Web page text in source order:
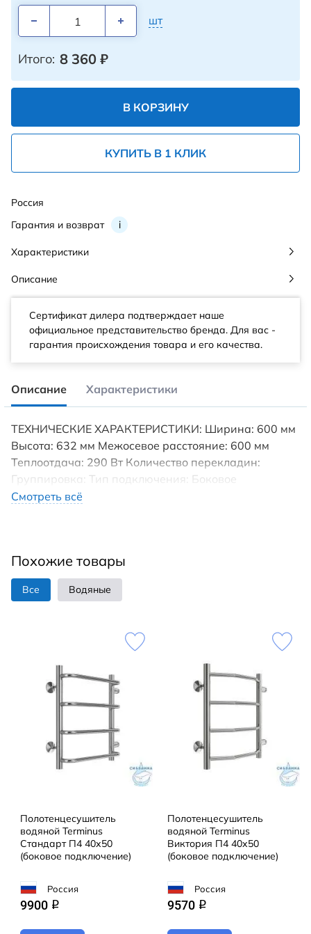
шт
Итого: 8 360 ₽
В КОРЗИНУ
КУПИТЬ В 1 КЛИК
Гарантия и возврат i
Россия
Характеристики
Описание
Сертификат дилера подтверждает наше
официальное представительство бренда. Для вас -
гарантия происхождения товара и его качества.
Описание Характеристики
ТЕХНИЧЕСКИЕ ХАРАКТЕРИСТИКИ: Ширина: 600 мм
Высота: 632 мм Межосевое расстояние: 600 мм
Теплоотдача: 290 Вт Количество перекладин:
Группировка: Тип подключения: Боковое
Технология: аргонно-дуговая (TIG) Серия товара:
используется только высококачественная
нержавеющая сталь марки AISI 304L с высоким
содержанием легирующих элементов, Ni и Cr, это
агрессивным коррозийным средам, что существенно
продлевает срок их эксплуатации. Толщина стенки
используемой трубы не менее 2 мм, это
обеспечивает 10-ти кратный запас прочности,
труба устойчива к резким перепадам давления в
системе водоснабжения!
Смотреть всё
Похожие товары
Все Водяные
Полотенцесушитель
водяной Terminus
Стандарт П4 40х50
(боковое подключение)
Россия
9900 q
Полотенцесушитель
водяной Terminus
Виктория П4 40х50
(боковое подключение)
Россия
9570 q